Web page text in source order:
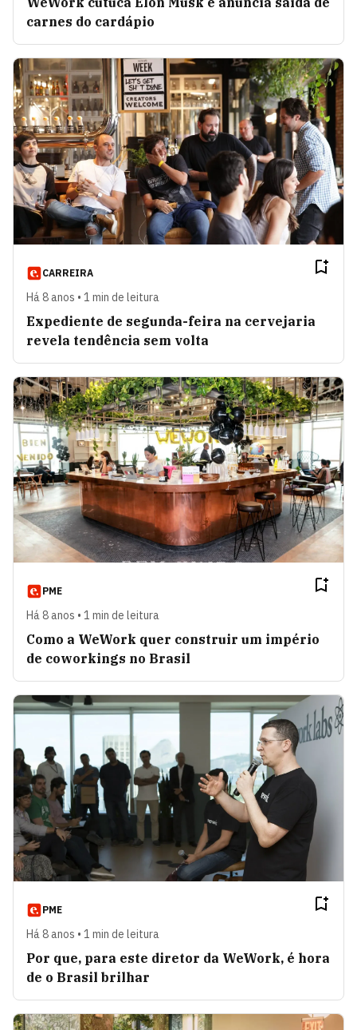
carnes do cardápio
CARREIRA
Há 8 anos • 1 min de leitura
Expediente de segunda-feira na cervejaria
revela tendência sem volta
PME
Há 8 anos • 1 min de leitura
Como a WeWork quer construir um império
de coworkings no Brasil
PME
Há 8 anos • 1 min de leitura
Por que, para este diretor da WeWork, é hora
de o Brasil brilhar